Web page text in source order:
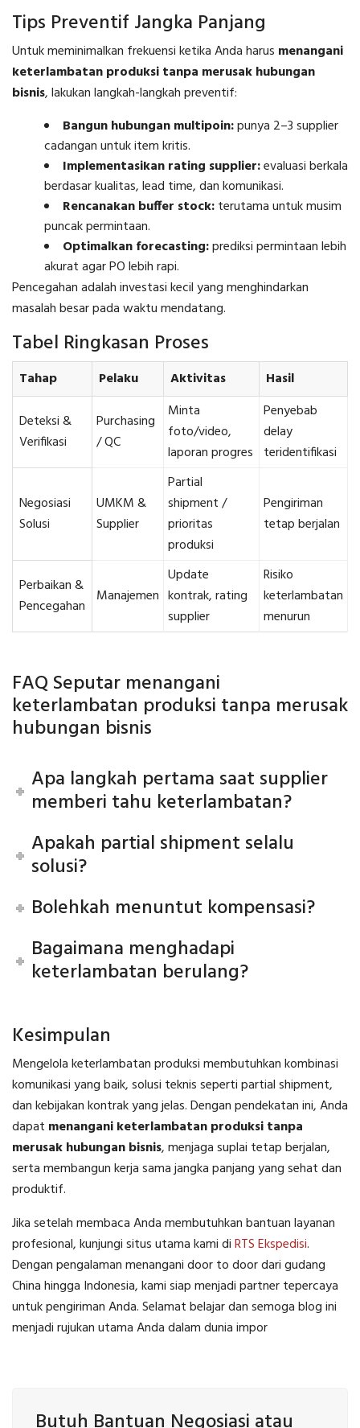
Tips Preventif Jangka Panjang
Untuk meminimalkan frekuensi ketika Anda harus menangani
keterlambatan produksi tanpa merusak hubungan
bisnis, lakukan langkah-langkah preventif:
Bangun hubungan multipoin:punya 2–3 supplier
cadangan untuk item kritis.
Implementasikan rating supplier:evaluasi berkala
berdasar kualitas, lead time, dan komunikasi.
Rencanakan buffer stock:terutama untuk musim
puncak permintaan.
Optimalkan forecasting:prediksi permintaan lebih
akurat agar PO lebih rapi.
Pencegahan adalah investasi kecil yang menghindarkan
masalah besar pada waktu mendatang.
Tabel Ringkasan Proses
Tahap Pelaku Aktivitas Hasil
Deteksi &
Verifikasi
Purchasing
/ QC
Minta
foto/video,
laporan progres
Penyebab
delay
teridentifikasi
Negosiasi
Solusi
UMKM &
Supplier
Partial
shipment /
prioritas
produksi
Pengiriman
tetap berjalan
Perbaikan &
Pencegahan
Manajemen
Update
kontrak, rating
supplier
Risiko
keterlambatan
menurun
FAQ Seputar menangani
keterlambatan produksi tanpa merusak
hubungan bisnis
Apa langkah pertama saat supplier
memberi tahu keterlambatan?
Apakah partial shipment selalu
solusi?
Bolehkah menuntut kompensasi?
Bagaimana menghadapi
keterlambatan berulang?
Kesimpulan
Mengelola keterlambatan produksi membutuhkan kombinasi
komunikasi yang baik, solusi teknis seperti partial shipment,
dan kebijakan kontrak yang jelas. Dengan pendekatan ini, Anda
dapat menangani keterlambatan produksi tanpa
merusak hubungan bisnis, menjaga suplai tetap berjalan,
serta membangun kerja sama jangka panjang yang sehat dan
produktif.
Jika setelah membaca Anda membutuhkan bantuan layanan
profesional, kunjungi situs utama kami diRTS Ekspedisi.
Dengan pengalaman menangani door to door dari gudang
China hingga Indonesia, kami siap menjadi partner tepercaya
untuk pengiriman Anda. Selamat belajar dan semoga blog ini
menjadi rujukan utama Anda dalam dunia impor